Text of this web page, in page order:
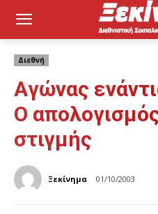
Διεθνή
Aγώνας
O
στιγμής
Ξεκίνημα 01/10/2003